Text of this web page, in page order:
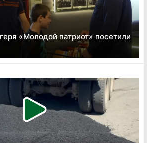
«Молодой патриот» посетили